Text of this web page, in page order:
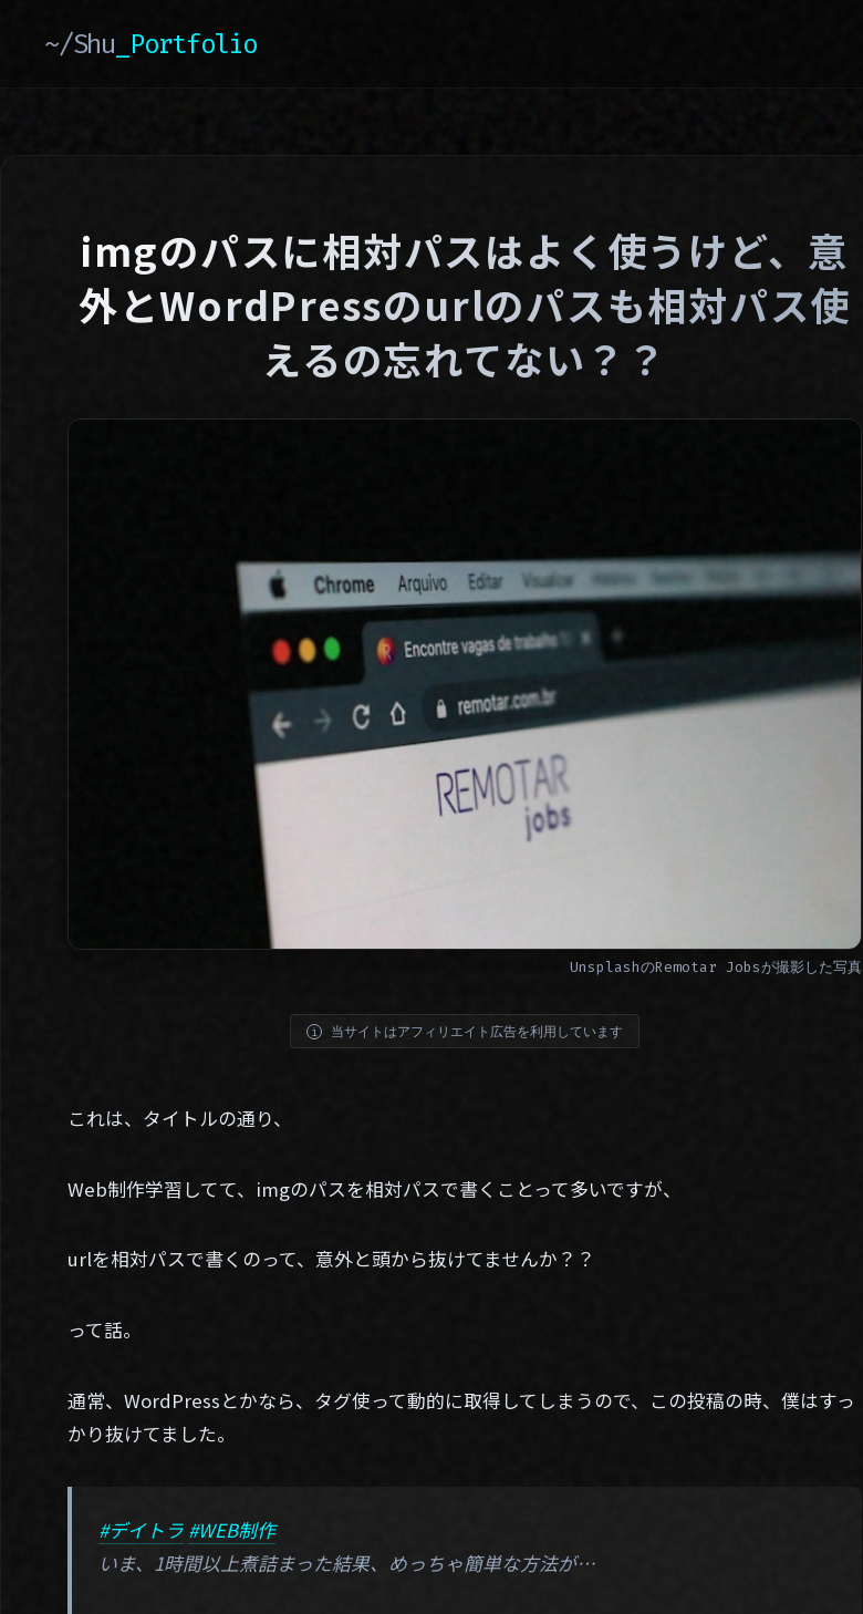
~/Shu _Portfolio
imgのパスに相対パスはよく使うけど、意
外とWordPressのurlのパスも相対パス使
えるの忘れてない？？
UnsplashのRemotar Jobsが撮影した写真
当サイトはアフィリエイト広告を利用しています
これは、タイトルの通り、
Web制作学習してて、imgのパスを相対パスで書くことって多いですが、
urlを相対パスで書くのって、意外と頭から抜けてませんか？？
って話。
通常、WordPressとかなら、タグ使って動的に取得してしまうので、この投稿の時、僕はすっ
かり抜けてました。
#デイトラ #WEB制作
いま、1時間以上煮詰まった結果、めっちゃ簡単な方法が…